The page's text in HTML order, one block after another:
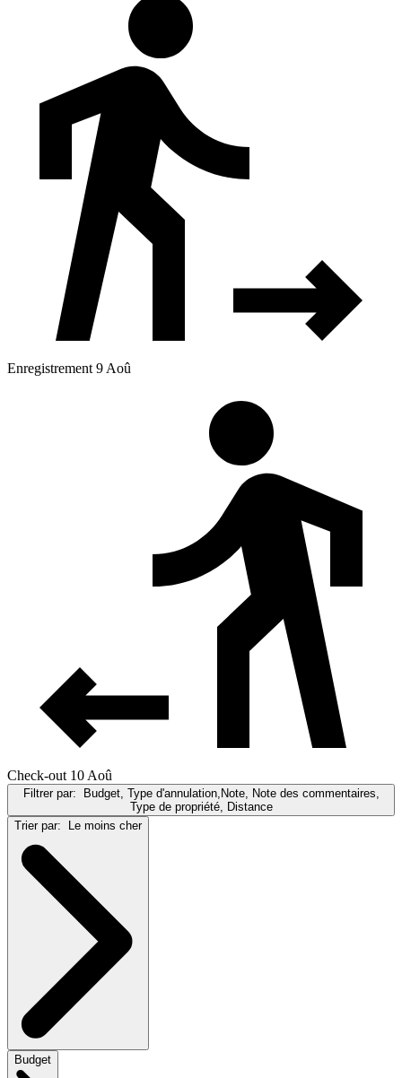
Enregistrement 9 Aoû
Check-out 10 Aoû
Filtrer par:
Budget, Type d'annulation,Note, Note des commentaires,
Type de propriété, Distance
Trier par:
Le moins cher
Budget